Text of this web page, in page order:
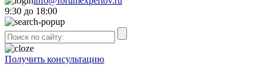
9:30 до 18:00
Получить консультацию